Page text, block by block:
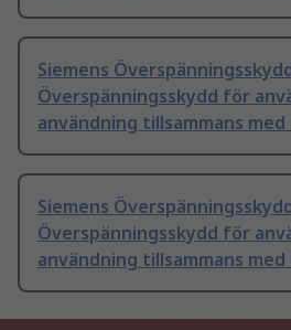
Siemens
Överspänningsskydd för
användning tillsammans med
Siemens
Överspänningsskydd för
användning tillsammans